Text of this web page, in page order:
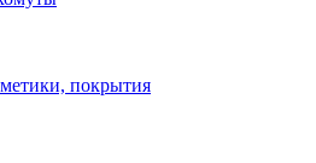
покрытия